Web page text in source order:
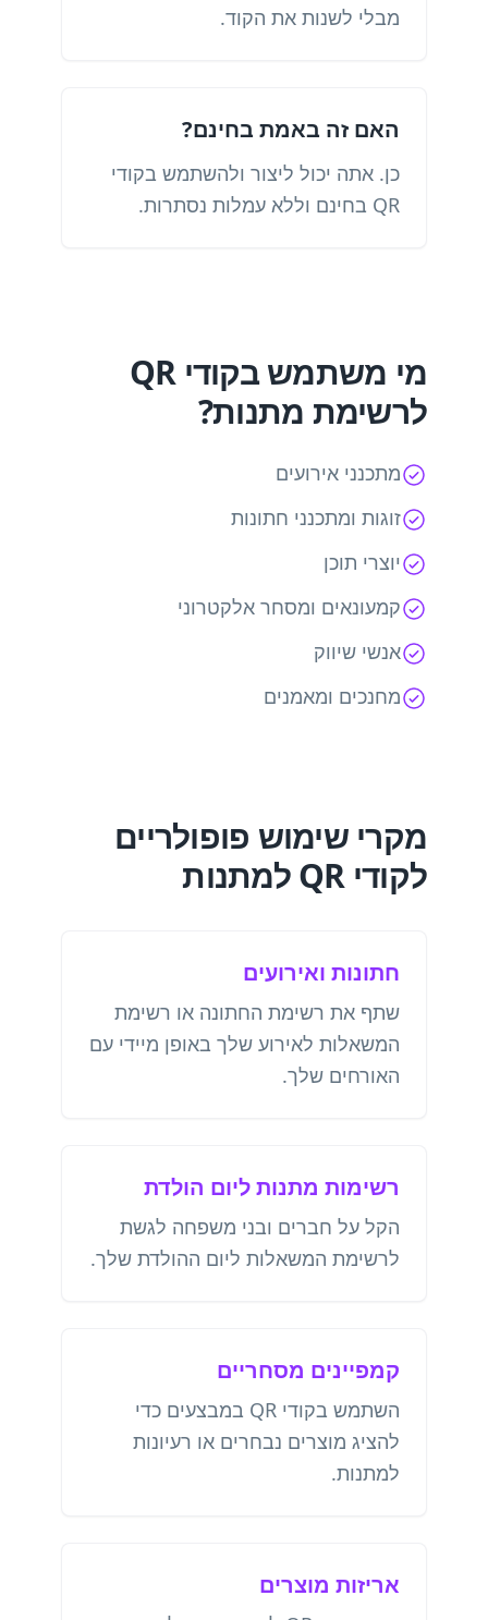
מבלי לשנות את הקוד.
האם זה באמת בחינם?
כן. אתה יכול ליצור ולהשתמש בקודי
QR בחינם וללא עמלות נסתרות.
מי משתמש בקודי QR
לרשימת מתנות?
מתכנני אירועים
זוגות ומתכנני חתונות
יוצרי תוכן
קמעונאים ומסחר אלקטרוני
אנשי שיווק
מחנכים ומאמנים
מקרי שימוש פופולריים
לקודי QR למתנות
חתונות ואירועים
שתף את רשימת החתונה או רשימת
המשאלות לאירוע שלך באופן מיידי עם
האורחים שלך.
רשימות מתנות ליום הולדת
הקל על חברים ובני משפחה לגשת
לרשימת המשאלות ליום ההולדת שלך.
קמפיינים מסחריים
השתמש בקודי QR במבצעים כדי
להציג מוצרים נבחרים או רעיונות
למתנות.
אריזות מוצרים